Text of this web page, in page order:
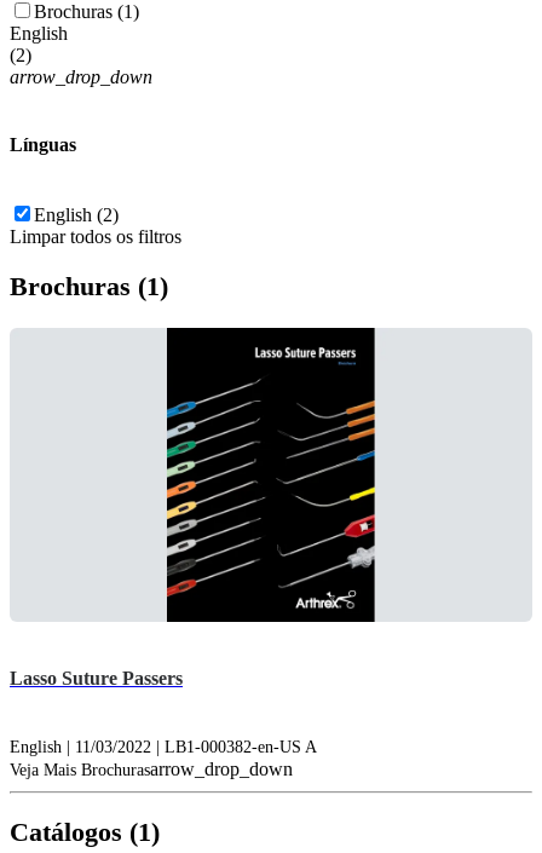
Brochuras (1)
English
(2)
arrow_drop_down
Línguas
English (2)
Limpar todos os filtros
Brochuras (1)
Lasso Suture Passers
English | 11/03/2022 | LB1-000382-en-US A
Veja Mais Brochurasarrow_drop_down
Catálogos (1)